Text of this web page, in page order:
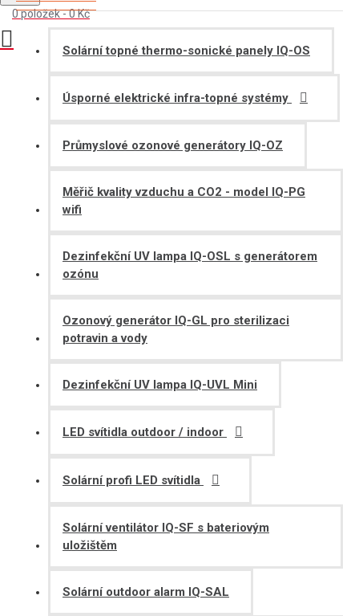
0 položek - 0 Kč
Solární topné thermo-sonické panely IQ-OS
Úsporné elektrické infra-topné systémy
Průmyslové ozonové generátory IQ-OZ
Měřič kvality vzduchu a CO2 - model IQ-PG
wifi
Dezinfekční UV lampa IQ-OSL s generátorem
ozónu
Ozonový generátor IQ-GL pro sterilizaci
potravin a vody
Dezinfekční UV lampa IQ-UVL Mini
LED svítidla outdoor / indoor
Solární profi LED svítidla
Solární ventilátor IQ-SF s bateriovým
uložištěm
Solární outdoor alarm IQ-SAL